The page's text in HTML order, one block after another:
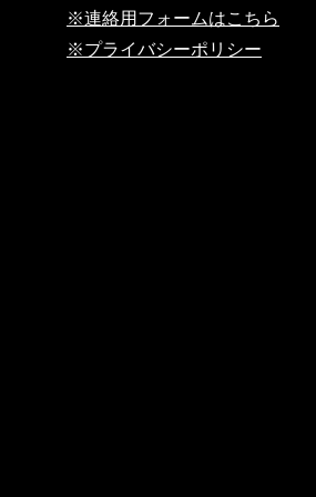
※連絡用フォームはこちら
※プライバシーポリシー